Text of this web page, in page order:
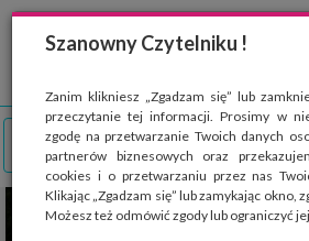
Szanowny Czytelniku !
Zanim klikniesz „Zgadzam się” lub
przeczytanie tej informacji. Prosimy w
zgodę na przetwarzanie Twoich danych
partnerów biznesowych oraz
cookies i o przetwarzaniu przez nas
Klikając „Zgadzam się” lub zamykając okno,
Możesz też odmówić zgody lub ograniczyć
Strona wykorzystuje pliki cookies, które służą
Wyrażając zgodę na używanie 'cookies',
przeglądarki. Przejdź do
polityki cookies